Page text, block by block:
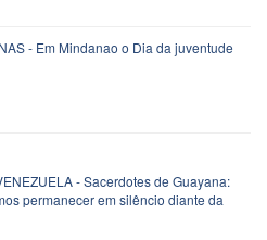
- Em Mindanao o Dia da juventude
- Sacerdotes de Guayana:
permanecer em silêncio diante da